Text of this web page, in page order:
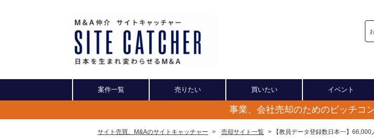
案件一覧 売りたい 買いたい イベント
事業、会社売却のためのピッチコ
サイト売買、M&Aのサイトキャッチャー > 売却サイト一覧 > 【教員データ登録数日本一】66,000